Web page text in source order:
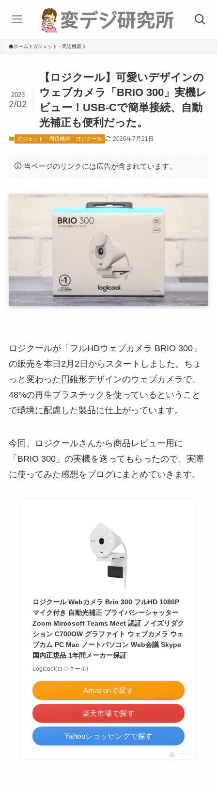
ホーム ガジェット・周辺機器
【ロジクール】可愛いデザインの
ウェブカメラ「BRIO 300」実機レ
ビュー！USB-Cで簡単接続、自動
光補正も便利だった。
2023
2/02
ガジェット・周辺機器 ロジクール 2026年7月21日
当ページのリンクには広告が含まれています。
ロジクールが「フルHDウェブカメラ BRIO 300」
の販売を本日2月2日からスタートしました。ちょ
っと変わった円錐形デザインのウェブカメラで、
48%の再生プラスチックを使っているということ
で環境に配慮した製品に仕上がっています。
今回、ロジクールさんから商品レビュー用に
「BRIO 300」の実機を送ってもらったので、実際
に使ってみた感想をブログにまとめていきます。
ロジクール Webカメラ Brio 300 フルHD 1080P
マイク付き 自動光補正 プライバシーシャッター
Zoom Mircosoft Teams Meet 認証 ノイズリダク
ション C700OW グラファイト ウェブカメラ ウェ
ブカム PC Mac ノートパソコン Web会議 Skype
国内正規品 1年間メーカー保証
Logicool(ロジクール)
Amazonで探す
楽天市場で探す
Yahooショッピングで探す
ポチップ